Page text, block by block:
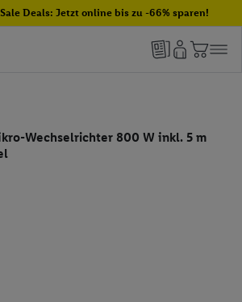
Deals: Jetzt online bis zu -66% sparen!
Wechselrichter 800 W inkl. 5 m